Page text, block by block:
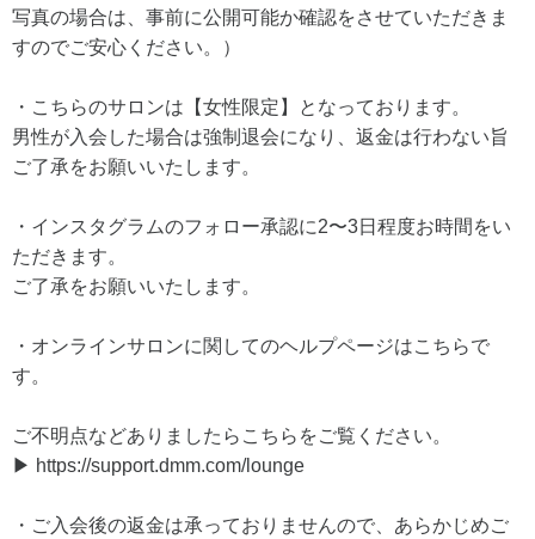
写真の場合は、事前に公開可能か確認をさせていただきま
すのでご安心ください。）
・こちらのサロンは【女性限定】となっております。
男性が入会した場合は強制退会になり、返金は行わない旨
ご了承をお願いいたします。
・インスタグラムのフォロー承認に2〜3日程度お時間をい
ただきます。
ご了承をお願いいたします。
・オンラインサロンに関してのヘルプページはこちらで
す。
ご不明点などありましたらこちらをご覧ください。
▶ https://support.dmm.com/lounge
・ご入会後の返金は承っておりませんので、あらかじめご